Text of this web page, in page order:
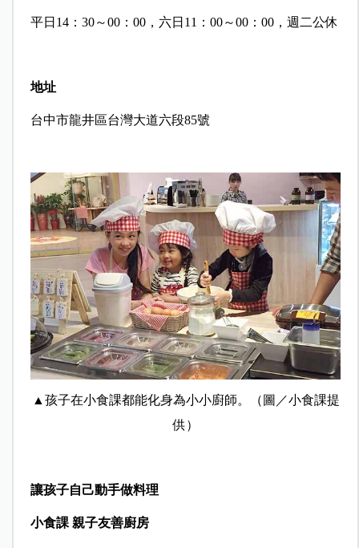
平日14：30～00：00，六日11：00～00：00，週二公休
地址
台中市龍井區台灣大道六段85號
▲孩子在小食課都能化身為小小廚師。 （圖／小食課提
供）
讓孩子自己動手做料理
小食課 親子友善廚房